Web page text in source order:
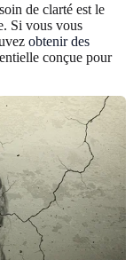
de clarté est le
Si vous vous
obtenir des
conçue pour